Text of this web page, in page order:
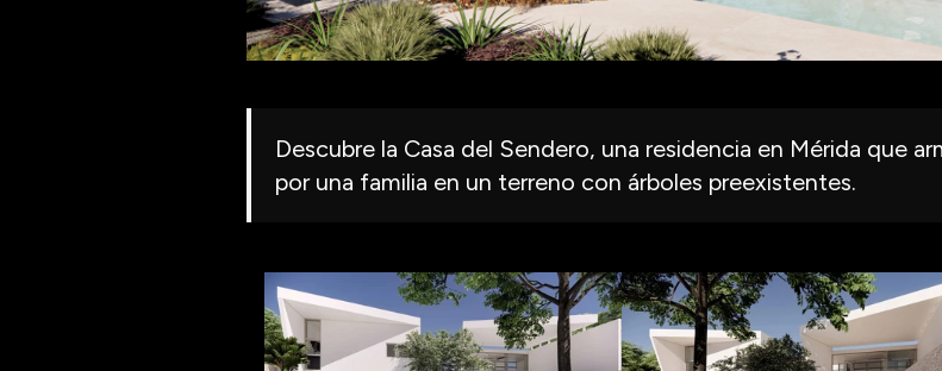
Descubre la Casa del Sendero, una residencia en Mérida que
por una familia en un terreno con árboles preexistentes.